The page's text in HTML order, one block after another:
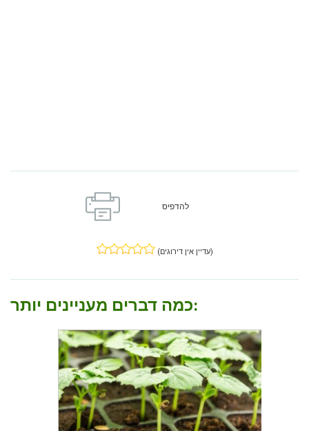
להדפיס
(עדיין אין דירוגים)
כמה דברים מעניינים יותר: